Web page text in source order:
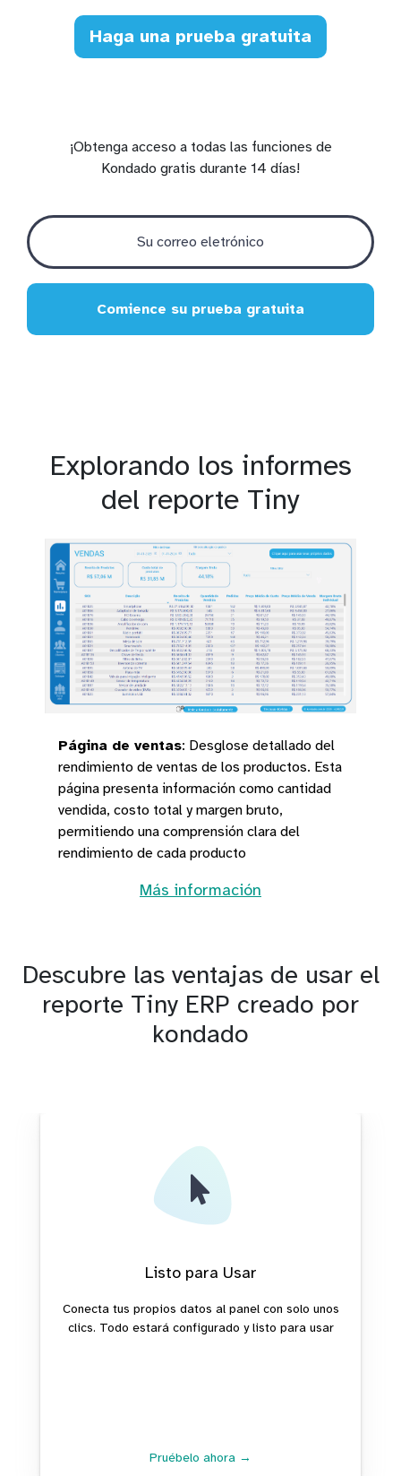
Haga una prueba gratuita
¡Obtenga acceso a todas las funciones de
Kondado gratis durante 14 días!
Comience su prueba gratuita
Explorando los informes
del reporte Tiny
Página de ventas: Desglose detallado del
rendimiento de ventas de los productos. Esta
página presenta información como cantidad
vendida, costo total y margen bruto,
permitiendo una comprensión clara del
rendimiento de cada producto
Más información
Descubre las ventajas de usar el
reporte Tiny ERP creado por
kondado
Listo para Usar
Conecta tus propios datos al panel con solo unos
clics. Todo estará configurado y listo para usar
Pruébelo ahora →